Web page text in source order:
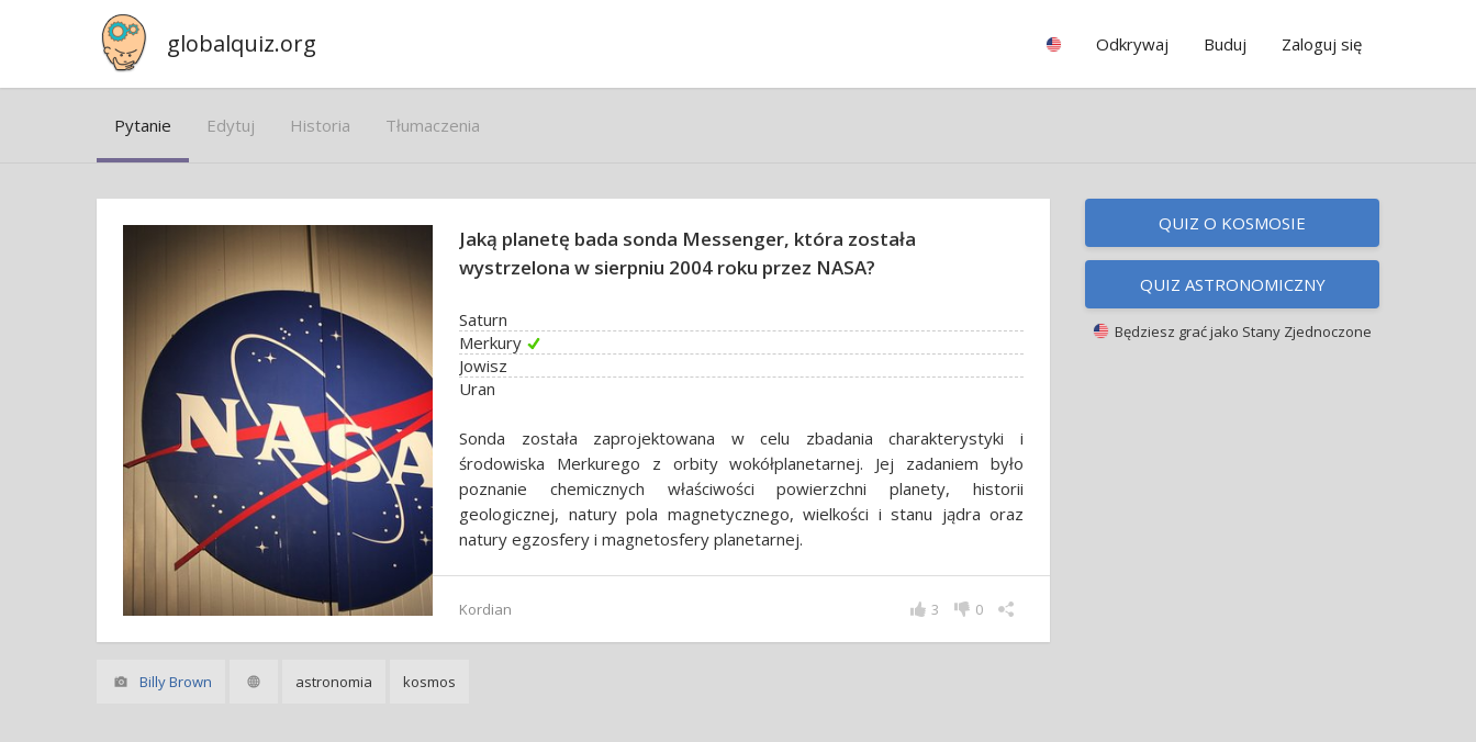
globalquiz.org Odkrywaj Buduj Zaloguj się
Pytanie Edytuj Historia Tłumaczenia
Jaką planetę bada sonda Messenger, która została
wystrzelona w sierpniu 2004 roku przez NASA?
Saturn
Merkury
Jowisz
Uran
Sonda została zaprojektowana w celu zbadania charakterystyki i
środowiska Merkurego z orbity wokółplanetarnej. Jej zadaniem było
poznanie chemicznych właściwości powierzchni planety, historii
geologicznej, natury pola magnetycznego, wielkości i stanu jądra oraz
natury egzosfery i magnetosfery planetarnej.
Kordian 0
3
Billy Brown astronomia kosmos
QUIZ O KOSMOSIE
QUIZ ASTRONOMICZNY
Będziesz grać jako Stany Zjednoczone